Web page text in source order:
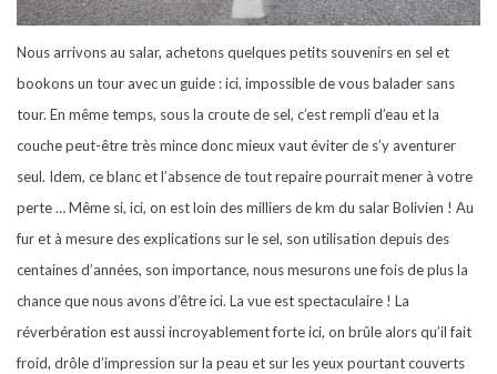
Nous arrivons au salar, achetons quelques petits souvenirs en sel et
bookons un tour avec un guide : ici, impossible de vous balader sans
tour. En même temps, sous la croute de sel, c’est rempli d’eau et la
couche peut-être très mince donc mieux vaut éviter de s’y aventurer
seul. Idem, ce blanc et l’absence de tout repaire pourrait mener à votre
perte … Même si, ici, on est loin des milliers de km du salar Bolivien ! Au
fur et à mesure des explications sur le sel, son utilisation depuis des
centaines d’années, son importance, nous mesurons une fois de plus la
chance que nous avons d’être ici. La vue est spectaculaire ! La
réverbération est aussi incroyablement forte ici, on brûle alors qu’il fait
froid, drôle d’impression sur la peau et sur les yeux pourtant couverts